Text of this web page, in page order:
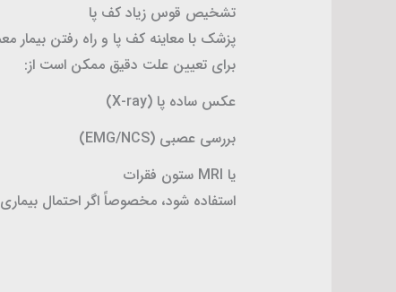
تشخیص قوس زیاد کف پا
پزشک با معاینه کف پا و راه رفتن
برای تعیین علت دقیق ممکن است از:
عکس ساده پا (X-ray)
بررسی عصبی (EMG/NCS)
یا MRI ستون فقرات
استفاده شود، مخصوصاً اگر احتمال